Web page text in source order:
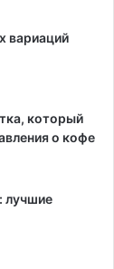
вариаций
который
о кофе
лучшие